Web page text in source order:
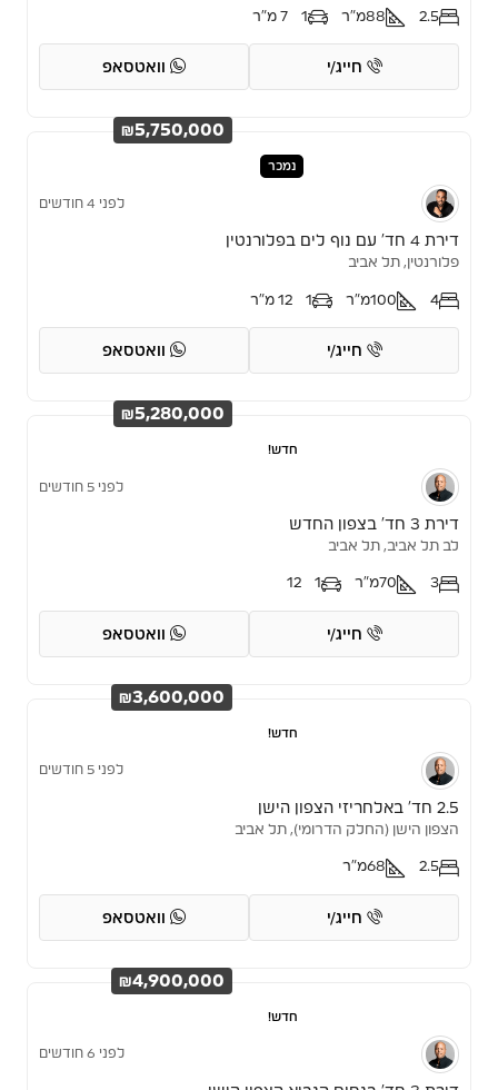
2.5
88מ"ר 1 7 מ"ר
חייג/י וואטסאפ
נמכר
₪5,750,000
לפני 4 חודשים
דירת 4 חד’ עם נוף לים בפלורנטין
פלורנטין, תל אביב
4
100מ"ר 1 12 מ"ר
חייג/י וואטסאפ
חדש!
₪5,280,000
לפני 5 חודשים
דירת 3 חד’ בצפון החדש
לב תל אביב, תל אביב
3
70מ"ר 1
12
חייג/י וואטסאפ
חדש!
₪3,600,000
לפני 5 חודשים
2.5 חד’ באלחריזי הצפון הישן
הצפון הישן (החלק הדרומי), תל אביב
2.5
68מ"ר
חייג/י וואטסאפ
חדש!
₪4,900,000
לפני 6 חודשים